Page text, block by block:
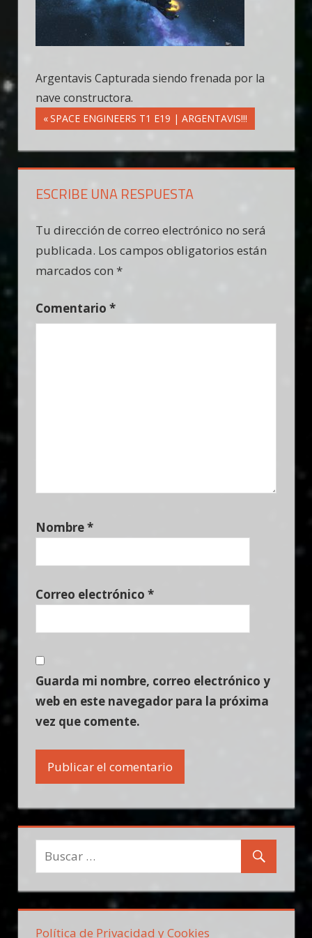
Argentavis Capturada siendo frenada por la
nave constructora.
Navegación
de
entradas
Entrada
anterior:
SPACE ENGINEERS T1 E19 | ARGENTAVIS!!!
ESCRIBE UNA RESPUESTA
Tu dirección de correo electrónico no será
publicada. Los campos obligatorios están
marcados con *
Comentario *
Nombre*
Correo electrónico *
Guarda mi nombre, correo electrónico y
web en este navegador para la próxima
vez que comente.
Política de Privacidad y Cookies